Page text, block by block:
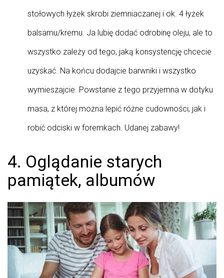
stołowych łyżek skrobi ziemniaczanej i ok. 4 łyżek
balsamu/kremu. Ja lubię dodać odrobinę oleju, ale to
wszystko zależy od tego, jaką konsystencję chcecie
uzyskać. Na końcu dodajcie barwniki i wszystko
wymieszajcie. Powstanie z tego przyjemna w dotyku
masa, z której można lepić różne cudowności, jak i
robić odciski w foremkach. Udanej zabawy!
4. Oglądanie starych
pamiątek, albumów